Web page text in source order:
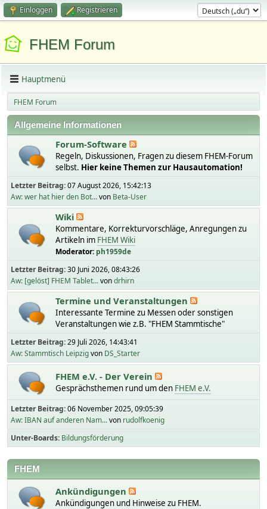
Einloggen Registrieren
FHEM Forum
Hauptmenü
FHEM Forum
Allgemeine Informationen
Forum-Software
Regeln, Diskussionen, Fragen zu diesem FHEM-Forum
selbst. Hier keine Themen zur Hausautomation!
Letzter Beitrag:07 August 2026, 15:42:13
Aw: wer hat hier den Bot...von Beta-User
Wiki
Kommentare, Korrekturvorschläge, Anregungen zu
Artikeln im FHEM Wiki
Moderator: ph1959de
Letzter Beitrag:30 Juni 2026, 08:43:26
Aw: [gelöst] FHEM Tablet...vondrhirn
Termine und Veranstaltungen
Interessante Termine zu Messen oder sonstigen
Veranstaltungen wie z.B. "FHEM Stammtische"
Letzter Beitrag:29 Juli 2026, 14:43:41
Aw: Stammtisch Leipzigvon DS_Starter
FHEM e.V. - Der Verein
Gesprächsthemen rund um den FHEM e.V.
Letzter Beitrag:06 November 2025, 09:05:39
Aw: IBAN auf anderen Nam...von rudolfkoenig
Unter-Boards Bildungsförderung
FHEM
Ankündigungen
Ankündigungen und Hinweise zu FHEM.